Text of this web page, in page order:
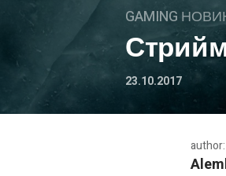
GAMING
Стрийм
23.10.2017
author: